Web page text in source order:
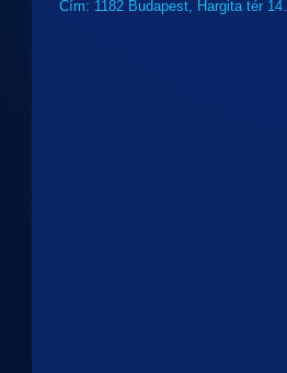
Cím: 1182 Budapest, Hargita tér 14.